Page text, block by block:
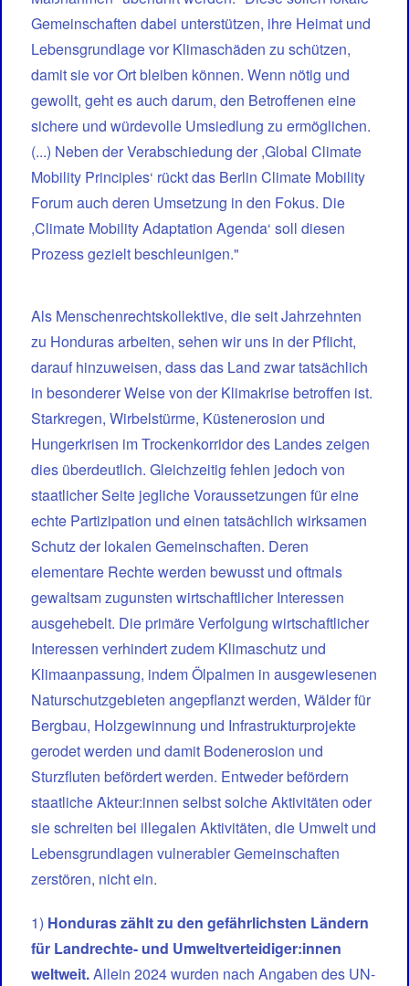
Gemeinschaften dabei unterstützen, ihre Heimat und
Lebensgrundlage vor Klimaschäden zu schützen,
damit sie vor Ort bleiben können. Wenn nötig und
gewollt, geht es auch darum, den Betroffenen eine
sichere und würdevolle Umsiedlung zu ermöglichen.
(...) Neben der Verabschiedung der ,Global Climate
Mobility Principles‘ rückt das Berlin Climate Mobility
Forum auch deren Umsetzung in den Fokus. Die
,Climate Mobility Adaptation Agenda‘ soll diesen
Prozess gezielt beschleunigen."
Als Menschenrechtskollektive, die seit Jahrzehnten
zu Honduras arbeiten, sehen wir uns in der Pflicht,
darauf hinzuweisen, dass das Land zwar tatsächlich
in besonderer Weise von der Klimakrise betroffen ist.
Starkregen, Wirbelstürme, Küstenerosion und
Hungerkrisen im Trockenkorridor des Landes zeigen
dies überdeutlich. Gleichzeitig fehlen jedoch von
staatlicher Seite jegliche Voraussetzungen für eine
echte Partizipation und einen tatsächlich wirksamen
Schutz der lokalen Gemeinschaften. Deren
elementare Rechte werden bewusst und oftmals
gewaltsam zugunsten wirtschaftlicher Interessen
ausgehebelt. Die primäre Verfolgung wirtschaftlicher
Interessen verhindert zudem Klimaschutz und
Klimaanpassung, indem Ölpalmen in ausgewiesenen
Naturschutzgebieten angepflanzt werden, Wälder für
Bergbau, Holzgewinnung und Infrastrukturprojekte
gerodet werden und damit Bodenerosion und
Sturzfluten befördert werden. Entweder befördern
staatliche Akteur:innen selbst solche Aktivitäten oder
sie schreiten bei illegalen Aktivitäten, die Umwelt und
Lebensgrundlagen vulnerabler Gemeinschaften
zerstören, nicht ein.
1) Honduras zählt zu den gefährlichsten Ländern
für Landrechte- und Umweltverteidiger:innen
weltweit.Allein 2024 wurden nach Angaben des UN-